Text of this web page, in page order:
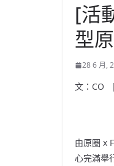
[活
型
28 6 月,
文：CO
由原圈 x
心完滿舉